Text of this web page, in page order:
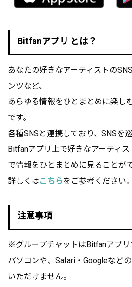
Bitfanアプリ とは？
あなたの好きなアーティストの
ンツなど、
あらゆる情報をひとまとめに楽し
です。
各種SNSと連携しており、SNSを
Bitfanアプリ上で好きなアーティ
で情報をひとまとめに見ることがで
詳しくはこちらをご参考ください。
注意事項
※グループチャットはBitfanアプリ
パソコンや、Safari・Googleなど
いただけません。